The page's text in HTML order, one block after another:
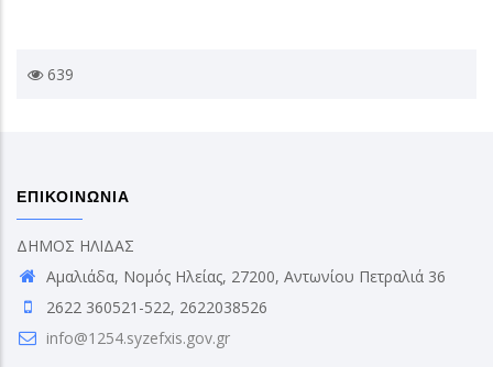
639
ΕΠΙΚΟΙΝΩΝΙΑ
ΔΗΜΟΣ ΗΛΙΔΑΣ
Αμαλιάδα, Νομός Ηλείας, 27200, Αντωνίου Πετραλιά 36
2622 360521-522, 2622038526
info@1254.syzefxis.gov.gr